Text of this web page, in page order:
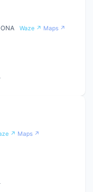
Waze ↗ Maps ↗
↗ Maps ↗